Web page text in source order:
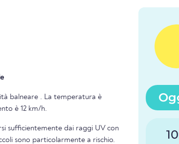
balneare . La temperatura è
è 12 km/h.
sufficientemente dai raggi UV con
sono particolarmente a rischio.